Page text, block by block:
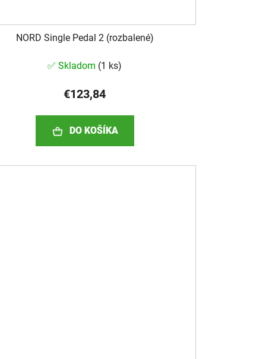
NORD Single Pedal 2 (rozbalené)
✅ Skladom (1 ks)
€123,84
DO KOŠÍKA